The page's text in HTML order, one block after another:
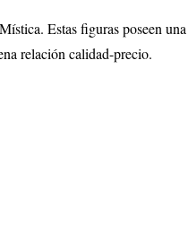
Estas figuras poseen
relación calidad-precio.